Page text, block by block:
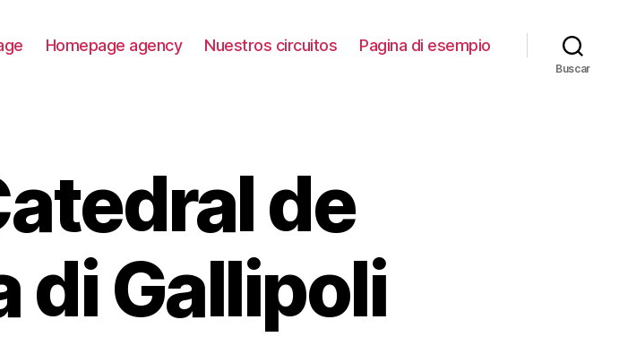
Homepage agency Nuestros circuitos Pagina di esempio
Buscar
de
di Gallipoli